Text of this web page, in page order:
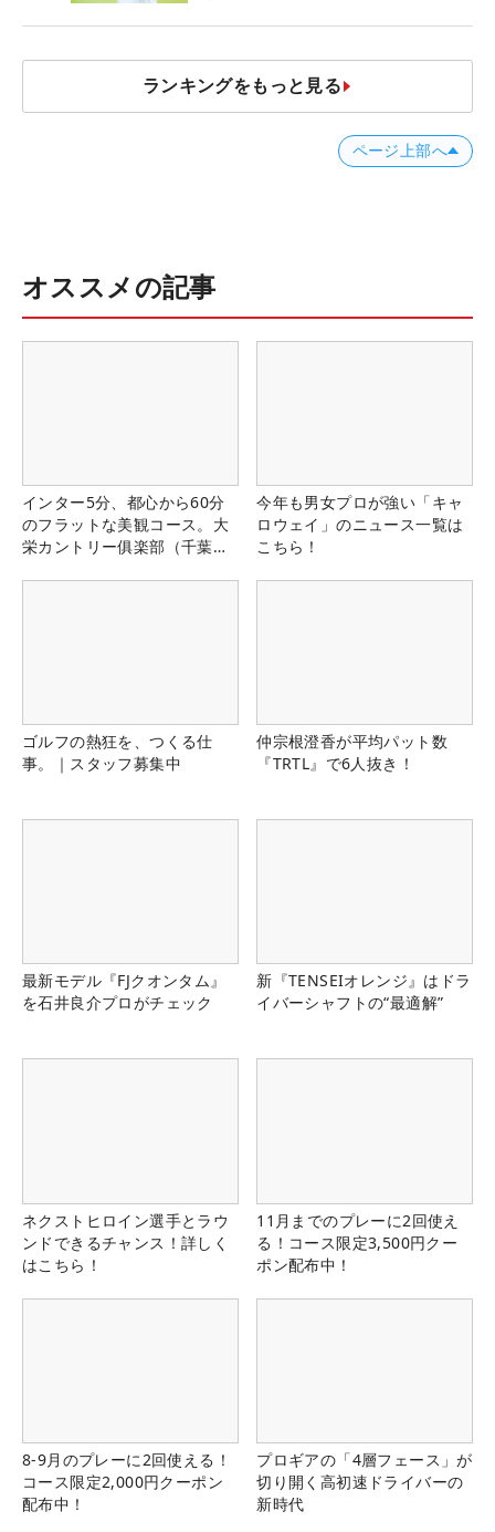
ランキングをもっと見る
ページ上部へ
オススメの記事
インター5分、都心から60分
のフラットな美観コース。大
栄カントリー俱楽部（千葉
今年も男女プロが強い「キャ
ロウェイ」のニュース一覧は
こちら！
ゴルフの熱狂を、つくる仕
事。｜スタッフ募集中
仲宗根澄香が平均パット数
『TRTL』で6人抜き！
最新モデル『FJクオンタム』
を石井良介プロがチェック
新『TENSEIオレンジ』はドラ
イバーシャフトの“最適解”
ネクストヒロイン選手とラウ
ンドできるチャンス！詳しく
はこちら！
11月までのプレーに2回使え
る！コース限定3,500円クー
ポン配布中！
8-9月のプレーに2回使える！
コース限定2,000円クーポン
配布中！
プロギアの「4層フェース」が
切り開く高初速ドライバーの
新時代